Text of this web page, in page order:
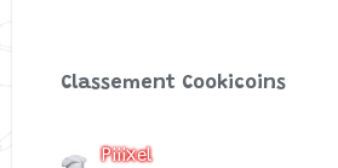
Classement Cookicoins
Piiixel